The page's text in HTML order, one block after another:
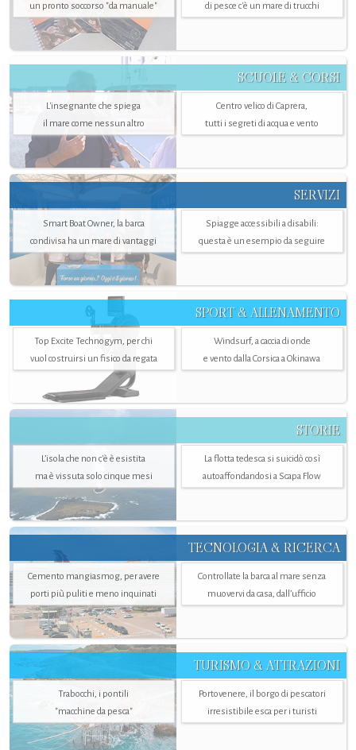
un pronto soccorso "da manuale" di pesce c'è un mare di trucchi
SCUOLE & CORSI
L'insegnante che spiega
il mare come nessun altro
Centro velico di Caprera,
tutti i segreti di acqua e vento
SERVIZI
Smart Boat Owner, la barca
condivisa ha un mare di vantaggi
Spiagge accessibili a disabili:
questa è un esempio da seguire
SPORT & ALLENAMENTO
Top Excite Technogym, per chi
vuol costruirsi un fisico da regata
Windsurf, a caccia di onde
e vento dalla Corsica a Okinawa
STORIE
L’isola che non c'è è esistita
ma è vissuta solo cinque mesi
La flotta tedesca si suicidò così
autoaffondandosi a Scapa Flow
TECNOLOGIA & RICERCA
Cemento mangiasmog, per avere
porti più puliti e meno inquinati
Controllate la barca al mare senza
muovervi da casa, dall’ufficio
TURISMO & ATTRAZIONI
Trabocchi, i pontili
"macchine da pesca"
Portovenere, il borgo di pescatori
irresistibile esca per i turisti